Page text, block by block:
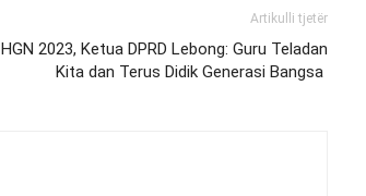
Artikulli tjetër
HGN 2023, Ketua DPRD Lebong: Guru Teladan
Kita dan Terus Didik Generasi Bangsa